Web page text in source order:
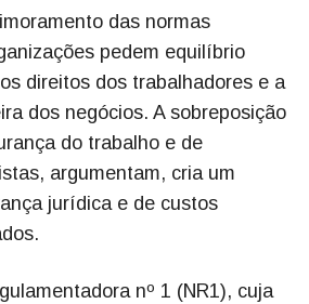
das normas
pedem equilíbrio
direitos dos trabalhadores e a
dos negócios. A sobreposição
do trabalho e de
argumentam, cria um
jurídica e de custos
nº 1 (NR1), cuja